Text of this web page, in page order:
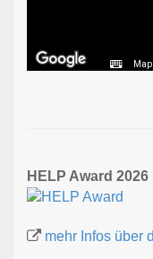
HELP Award 2026
mehr Infos über